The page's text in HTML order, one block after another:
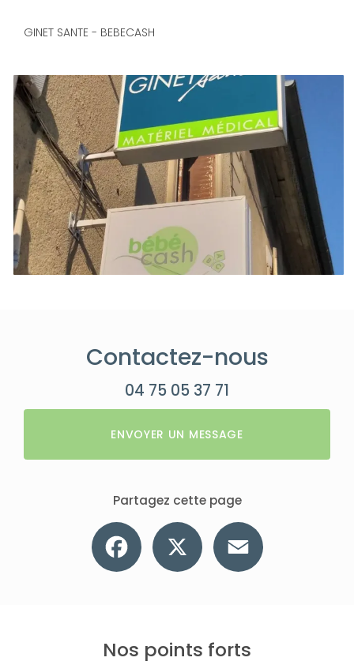
GINET SANTE - BEBECASH
Contactez-nous
04 75 05 37 71
ENVOYER UN MESSAGE
Partagez cette page
Facebook
Nos points forts